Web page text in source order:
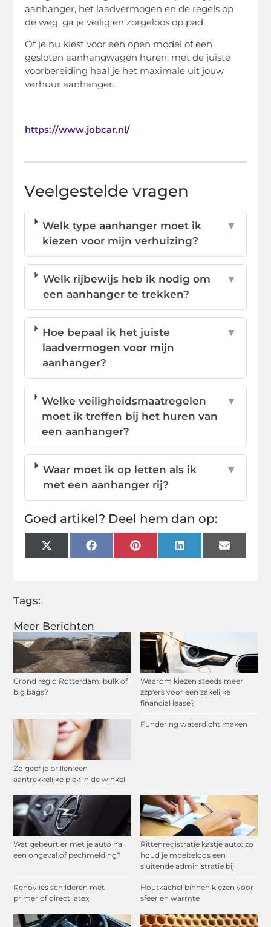
Meer Berichten
Grond regio Rotterdam: bulk of
big bags?
Waarom kiezen steeds meer
zzp'ers voor een zakelijke
financial lease?
Zo geef je brillen een
aantrekkelijke plek in de winkel
Fundering waterdicht maken
Wat gebeurt er met je auto na
een ongeval of pechmelding?
Rittenregistratie kastje auto: zo
houd je moeiteloos een
sluitende administratie bij
Renovlies schilderen met
primer of direct latex
Houtkachel binnen kiezen voor
sfeer en warmte
aanhanger, het laadvermogen en de regels op
de weg, ga je veilig en zorgeloos op pad.
Of je nu kiest voor een open model of een
gesloten aanhangwagen huren: met de juiste
voorbereiding haal je het maximale uit jouw
verhuur aanhanger.
https://www.jobcar.nl/
Veelgestelde vragen
Welk type aanhanger moet ik
kiezen voor mijn verhuizing?
▼
Welk rijbewijs heb ik nodig om
een aanhanger te trekken?
▼
Hoe bepaal ik het juiste
laadvermogen voor mijn
aanhanger?
▼
Welke veiligheidsmaatregelen
moet ik treffen bij het huren van
een aanhanger?
▼
Waar moet ik op letten als ik
met een aanhanger rij?
▼
Goed artikel? Deel hem dan op:
X
(Twitter)
FacebookPinterestLinkedInEmail
Tags: